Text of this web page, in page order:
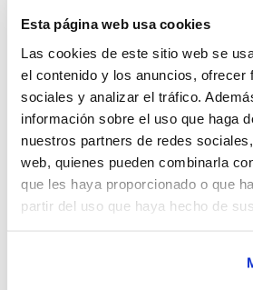
Esta página web usa cookies
Las cookies de este sitio web se
el contenido y los anuncios, ofrecer
sociales y analizar el tráfico.
información sobre el uso que haga
nuestros partners de redes
web, quienes pueden combinarla
que les haya proporcionado o que
partir del uso que haya hecho de
El pasado viernes 30 de
Femení Castelló hizo la
antes las autoridades y los medios
Al acto asistieron la concejal de
Ayuntamiento de Castellón,
delegado de la FBCV en Castellón,
El Club cuenta este año